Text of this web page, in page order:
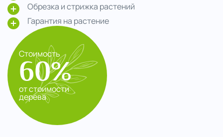
Обрезка и стрижка растений
Гарантия на растение
Стоимость
60%
от стоимости
дерева